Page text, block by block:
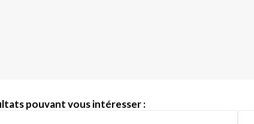
pouvant vous intéresser :